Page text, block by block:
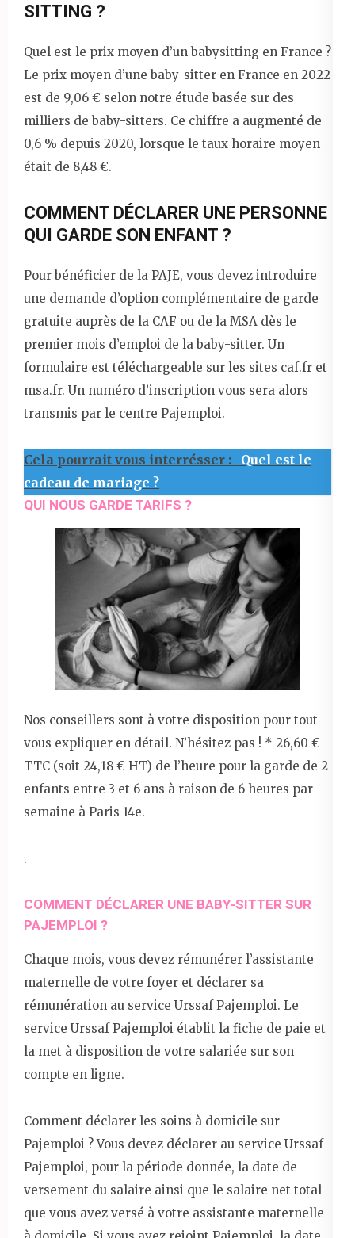
SITTING ?
Quel est le prix moyen d’un babysitting en France ?
Le prix moyen d’une baby-sitter en France en 2022
est de 9,06 € selon notre étude basée sur des
milliers de baby-sitters. Ce chiffre a augmenté de
0,6 % depuis 2020, lorsque le taux horaire moyen
était de 8,48 €.
COMMENT DÉCLARER UNE PERSONNE
QUI GARDE SON ENFANT ?
Pour bénéficier de la PAJE, vous devez introduire
une demande d’option complémentaire de garde
gratuite auprès de la CAF ou de la MSA dès le
premier mois d’emploi de la baby-sitter. Un
formulaire est téléchargeable sur les sites caf.fr et
msa.fr. Un numéro d’inscription vous sera alors
transmis par le centre Pajemploi.
Cela pourrait vous interrésser :
Quel est le
cadeau de mariage ?
QUI NOUS GARDE TARIFS ?
Nos conseillers sont à votre disposition pour tout
vous expliquer en détail. N’hésitez pas ! * 26,60 €
TTC (soit 24,18 € HT) de l’heure pour la garde de 2
enfants entre 3 et 6 ans à raison de 6 heures par
semaine à Paris 14e.
.
COMMENT DÉCLARER UNE BABY-SITTER SUR
PAJEMPLOI ?
Chaque mois, vous devez rémunérer l’assistante
maternelle de votre foyer et déclarer sa
rémunération au service Urssaf Pajemploi. Le
service Urssaf Pajemploi établit la fiche de paie et
la met à disposition de votre salariée sur son
compte en ligne.
Comment déclarer les soins à domicile sur
Pajemploi ? Vous devez déclarer au service Urssaf
Pajemploi, pour la période donnée, la date de
versement du salaire ainsi que le salaire net total
que vous avez versé à votre assistante maternelle